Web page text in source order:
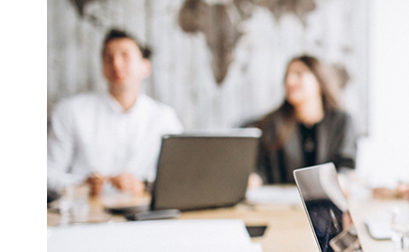
CURSO DE PRL 2º CICLO M/C:
INSTALACIONES, REPARACIONES,
MONTAJES, ESTRUCTURAS METÁLICAS,
CERRAJERÍA Y CARPINTERÍA METÁLICA -
TPCM